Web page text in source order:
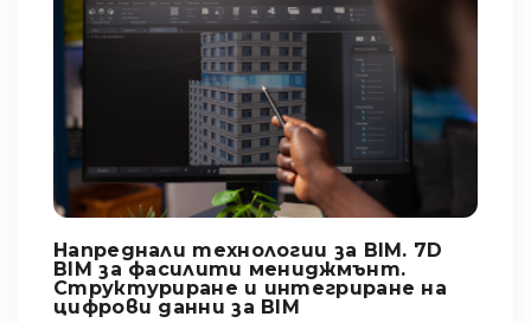
Напреднали технологии за BIM. 7D
BIM за фасилити мениджмънт.
Структуриране и интегриране на
цифрови данни за BIM